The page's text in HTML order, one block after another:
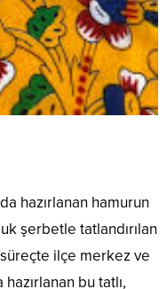
hazırlanan hamurun
şerbetle tatlandırılan
ilçe merkez ve
bu tatlı,